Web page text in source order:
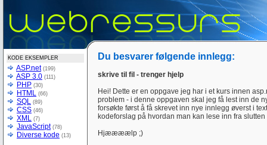
KODE EKSEMPLER
ASP.net (199)
ASP 3.0 (111)
PHP (30)
HTML (66)
SQL (89)
CSS (46)
XML (7)
JavaScript (78)
Diverse kode (13)
Du besvarer følgende innlegg:
skrive til fil - trenger hjelp
Hei! Dette er en oppgave jeg har i et kurs innen
problem - i denne oppgaven skal jeg få lest inn de
forsøkte først å få skrevet inn nye innlegg øverst i
kodeforslag på hvordan man kan lese inn fra slutten
Hjæææælp ;)